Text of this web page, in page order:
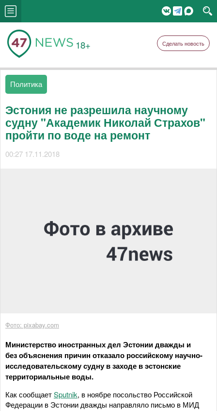
18+ Сделать новость
Политика
Эстония не разрешила научному
судну "Академик Николай Страхов"
пройти по воде на ремонт
00:27 17.11.2018
Фото: pixabay.com
Министерство иностранных дел Эстонии дважды и
без объяснения причин отказало российскому научно-
исследовательскому судну в заходе в эстонские
территориальные воды.
Как сообщаетSputnik, в ноябре посольство Российской
Федерации в Эстонии дважды направляло письмо в МИД